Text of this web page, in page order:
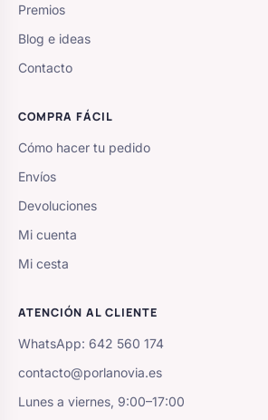
Premios
Blog e ideas
Contacto
COMPRA FÁCIL
Cómo hacer tu pedido
Envíos
Devoluciones
Mi cuenta
Mi cesta
ATENCIÓN AL CLIENTE
WhatsApp: 642 560 174
contacto@porlanovia.es
Lunes a viernes, 9:00–17:00